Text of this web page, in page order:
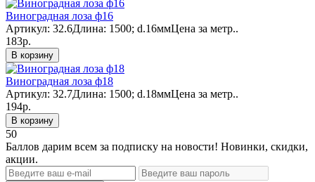
Виноградная лоза ф16
Артикул: 32.6Длина: 1500; d.16ммЦена за метр..
183р.
В корзину
Виноградная лоза ф18
Артикул: 32.7Длина: 1500; d.18ммЦена за метр..
194р.
В корзину
50
Баллов дарим всем за подписку на новости! Новинки, скидки,
акции.